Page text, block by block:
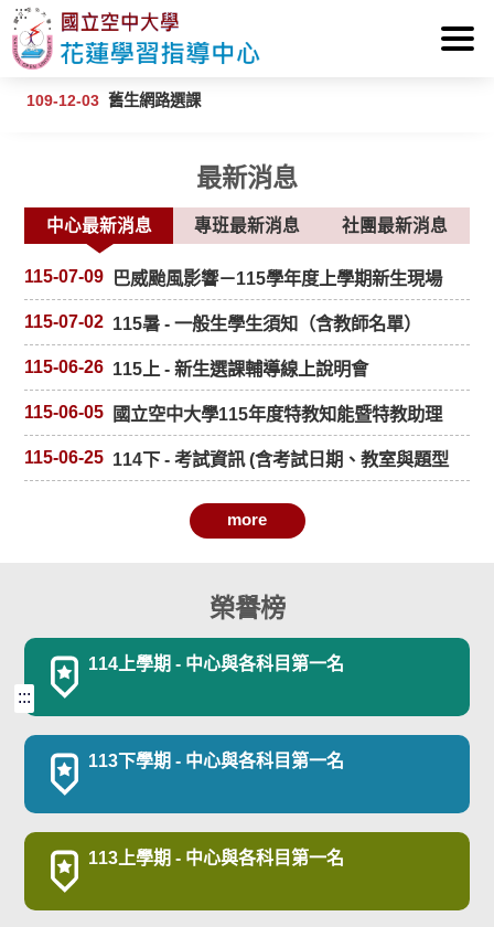
跳到主要內容區塊
:::
109-12-03 舊生網路選課
最新消息
中心最新消息 專班最新消息 社團最新消息
115-07-09
巴威颱風影響－115學年度上學期新生現場
註冊選課應變措施
115-07-02 115暑 - 一般生學生須知（含教師名單）
115-06-26 115上 - 新生選課輔導線上說明會
115-06-05
國立空中大學115年度特教知能暨特教助理
人員培訓講座
115-06-25 114下 - 考試資訊 (含考試日期、教室與題型
等)
more
各類【專班】面授課表捷徑 - 114下學期
通知）
114-12-24
114-01-12
學費繳費單說明
114-01-12 各類專班 - 作業題目 捷徑
114下 - 活動預告-更新
114-10-17
:::
榮譽榜
114上學期 - 中心與各科目第一名
113下學期 - 中心與各科目第一名
113上學期 - 中心與各科目第一名